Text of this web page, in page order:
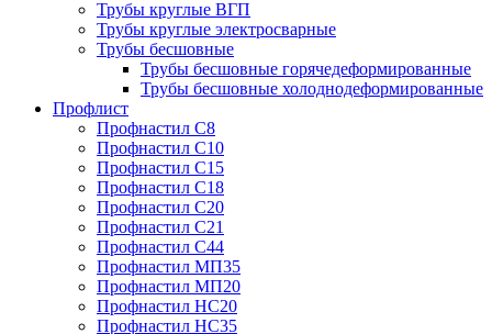
Трубы круглые ВГП
Трубы круглые электросварные
Трубы бесшовные
Трубы бесшовные горячедеформированные
Трубы бесшовные холоднодеформированные
Профлист
Профнастил С8
Профнастил С10
Профнастил С15
Профнастил С18
Профнастил С20
Профнастил С21
Профнастил С44
Профнастил МП35
Профнастил МП20
Профнастил НС20
Профнастил НС35